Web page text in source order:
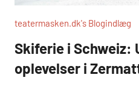
teatermasken.dk's Blogindlæg
Skiferie i Schweiz:
oplevelser i